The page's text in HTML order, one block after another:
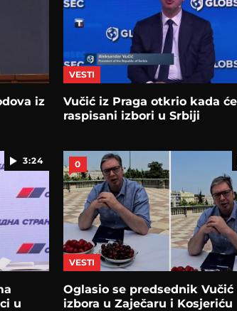
iz
VESTI
Vučić iz Praga otkrio kada
raspisani izbori u Srbiji
3:24
u
0
VESTI
Oglasio se predsednik Vučić
izbora u Zaječaru i Kosjeriću